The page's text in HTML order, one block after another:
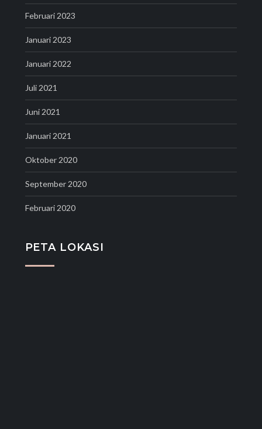
Februari 2023
Januari 2023
Januari 2022
Juli 2021
Juni 2021
Januari 2021
Oktober 2020
September 2020
Februari 2020
PETA LOKASI